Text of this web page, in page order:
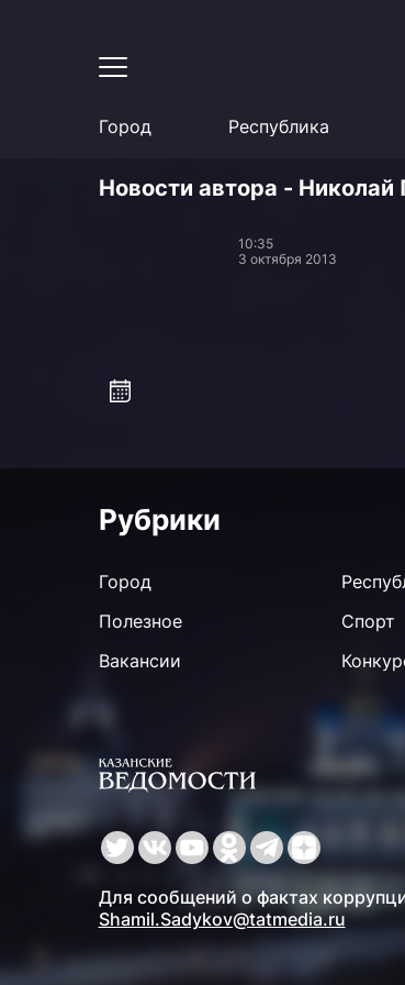
Город Республика
Новости автора - Николай
10:35
3 октября 2013
Рубрики
Город
Полезное
Спорт
Вакансии
Для сообщений о фактах
Shamil.Sadykov@tatmedia.ru